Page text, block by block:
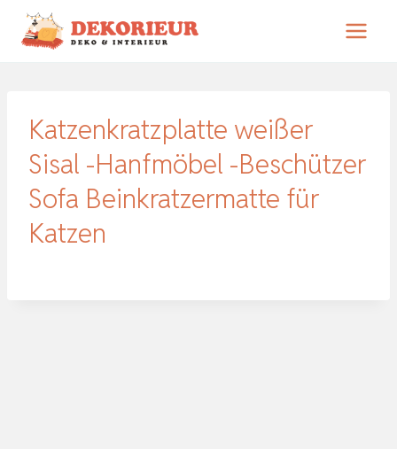
Zum
Inhalt
Katzenkratzplatte weißer
Sisal -Hanfmöbel -Beschützer
Sofa Beinkratzermatte für
Katzen